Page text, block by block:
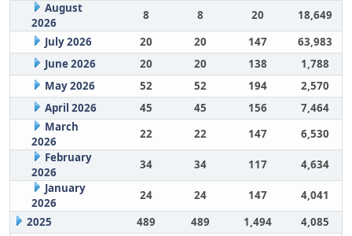
August
2026
8 8 20
18,649
July 2026
20 20 147
63,983
June 2026
20 20 138
1,788
May 2026
52 52 194
2,570
April 2026
45 45 156
7,464
March
2026
22 22 147
6,530
February
2026
34 34 117
4,634
January
2026
24 24 147
4,041
2025
489 489 1,494
4,085